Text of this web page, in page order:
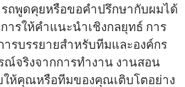
ถพูดคุยหรือขอคำปรึกษากับผมได้
ารให้คำแนะนำเชิงกลยุทธ์ การ
ารบรรยายสำหรับทีมและองค์กร
จริงจากการทำงาน งานสอน
ให้คุณหรือทีมของคุณเติบโตอย่าง